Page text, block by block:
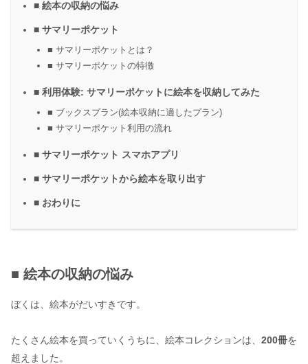
■ 絵本の収納の悩み
■ サマリーポケット
■ サマリーポケットとは？
■ サマリーポケットの特徴
■ 利用体験: サマリーポケットに絵本を収納してみた
■ ブックスプラン(絵本収納に適したプラン)
■ サマリーポケット利用の流れ
■ サマリーポケット スマホアプリ
■ サマリーポケットから絵本を取り出す
■ おわりに
■ 絵本の収納の悩み
ぼくは、絵本がだいすきです。
たくさん絵本を買っていくうちに、絵本コレクションは、 200冊を
超えました。